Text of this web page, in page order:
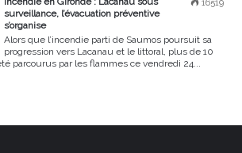
16519
surveillance, l’évacuation préventive
s’organise
Alors que l’incendie parti de Saumos poursuit sa
progression vers Lacanau et le littoral, plus de 10
parcourus par les flammes ce vendredi 24...